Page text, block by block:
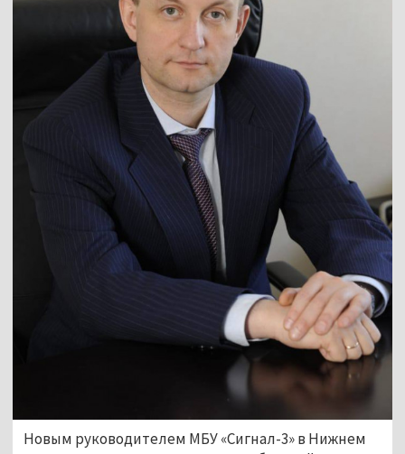
Новым руководителем МБУ «Сигнал-3» в Нижнем